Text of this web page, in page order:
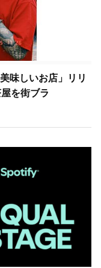
味しいお店」リリ
を街ブラ